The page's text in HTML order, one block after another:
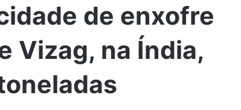
de enxofre
Vizag, na Índia,